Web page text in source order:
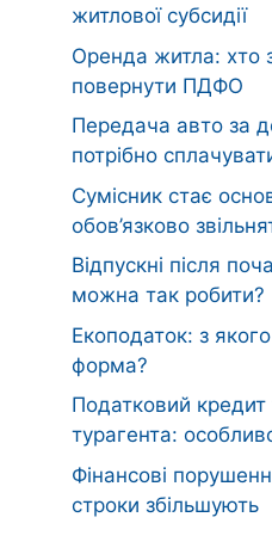
житлової субсидії
Оренда житла:
повернути ПДФО
Передача авто за
потрібно
Сумісник стає
обов’язково
Відпускні після
можна так робити?
Екоподаток: з
форма?
Податковий
турагента:
Фінансові
строки збільшують